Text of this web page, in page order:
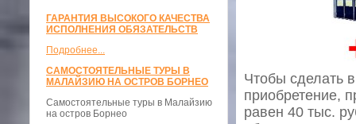
ГАРАНТИЯ ВЫСОКОГО КАЧЕСТВА
ИСПОЛНЕНИЯ ОБЯЗАТЕЛЬСТВ
Подробнее...
САМОСТОЯТЕЛЬНЫЕ ТУРЫ В
МАЛАЙЗИЮ НА ОСТРОВ БОРНЕО
Самостоятельные туры в Малайзию
на остров Борнео
Чтобы сделать
приобретение,
равен 40 тыс.